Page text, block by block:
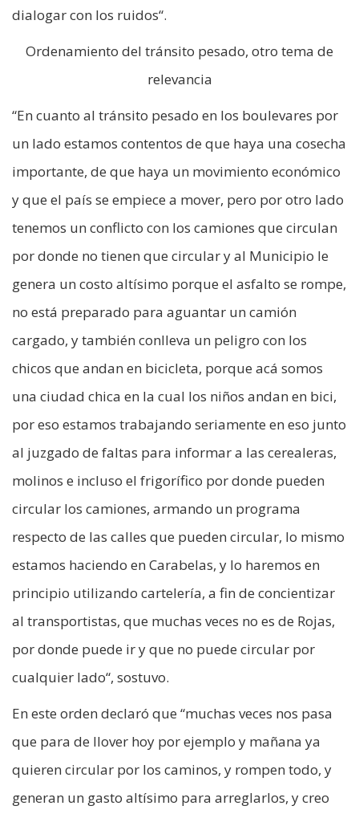
dialogar con los ruidos“.
Ordenamiento del tránsito pesado, otro tema de
relevancia
“En cuanto al tránsito pesado en los boulevares por
un lado estamos contentos de que haya una cosecha
importante, de que haya un movimiento económico
y que el país se empiece a mover, pero por otro lado
tenemos un conflicto con los camiones que circulan
por donde no tienen que circular y al Municipio le
genera un costo altísimo porque el asfalto se rompe,
no está preparado para aguantar un camión
cargado, y también conlleva un peligro con los
chicos que andan en bicicleta, porque acá somos
una ciudad chica en la cual los niños andan en bici,
por eso estamos trabajando seriamente en eso junto
al juzgado de faltas para informar a las cerealeras,
molinos e incluso el frigorífico por donde pueden
circular los camiones, armando un programa
respecto de las calles que pueden circular, lo mismo
estamos haciendo en Carabelas, y lo haremos en
principio utilizando cartelería, a fin de concientizar
al transportistas, que muchas veces no es de Rojas,
por donde puede ir y que no puede circular por
cualquier lado“, sostuvo.
En este orden declaró que “muchas veces nos pasa
que para de llover hoy por ejemplo y mañana ya
quieren circular por los caminos, y rompen todo, y
generan un gasto altísimo para arreglarlos, y creo